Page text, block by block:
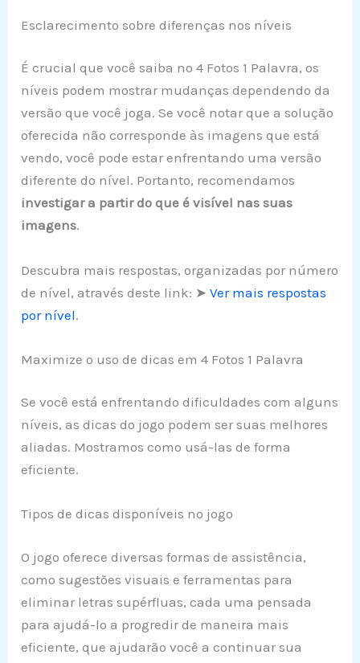
Esclarecimento sobre diferenças nos níveis
É crucial que você saiba no 4 Fotos 1 Palavra, os
níveis podem mostrar mudanças dependendo da
versão que você joga. Se você notar que a solução
oferecida não corresponde às imagens que está
vendo, você pode estar enfrentando uma versão
diferente do nível. Portanto, recomendamos
investigar a partir do que é visível nas suas
imagens.
Descubra mais respostas, organizadas por número
de nível, através deste link: ➤Ver mais respostas
por nível.
Maximize o uso de dicas em 4 Fotos 1 Palavra
Se você está enfrentando dificuldades com alguns
níveis, as dicas do jogo podem ser suas melhores
aliadas. Mostramos como usá-las de forma
eficiente.
Tipos de dicas disponíveis no jogo
O jogo oferece diversas formas de assistência,
como sugestões visuais e ferramentas para
eliminar letras supérfluas, cada uma pensada
para ajudá-lo a progredir de maneira mais
eficiente, que ajudarão você a continuar sua